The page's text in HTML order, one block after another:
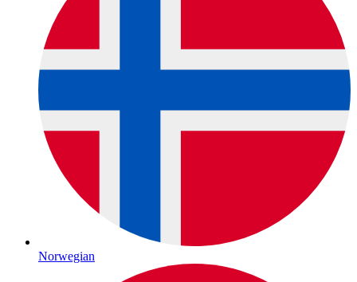
Norwegian